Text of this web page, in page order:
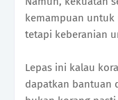
kemampuan
tetapi keberanian
Lepas ini kalau
dapatkan bantuan